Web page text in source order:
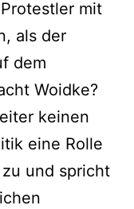
mit
als der
dem
Woidke?
keinen
eine Rolle
und spricht